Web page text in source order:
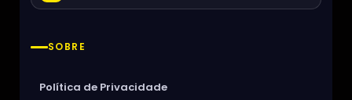
SOBRE
Política de Privacidade